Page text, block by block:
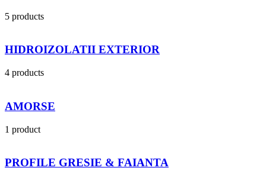
5 products
HIDROIZOLATII EXTERIOR
4 products
AMORSE
1 product
PROFILE GRESIE & FAIANTA